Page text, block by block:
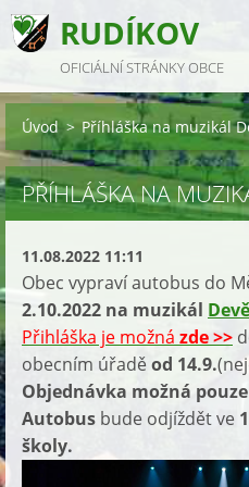
RUDÍKOV
OFICIÁLNÍ STRÁNKY OBCE
Úvod > Příhláška na muzikál
PŘÍHLÁŠKA NA
11.08.2022 11:11
Obec vypraví autobus do
2.10.2022 na muzikál
Přihláška je možná zde >>
obecním úřaděod 14.9.
Objednávka možná
Autobus bude odjíždět ve
školy.